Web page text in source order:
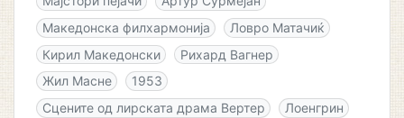
Македонска филхармонија
Ловро Матачиќ
Кирил Македонски
Рихард Вагнер
Жил Масне
1953
Сцените од лирската драма Вертер
Лоенгрин